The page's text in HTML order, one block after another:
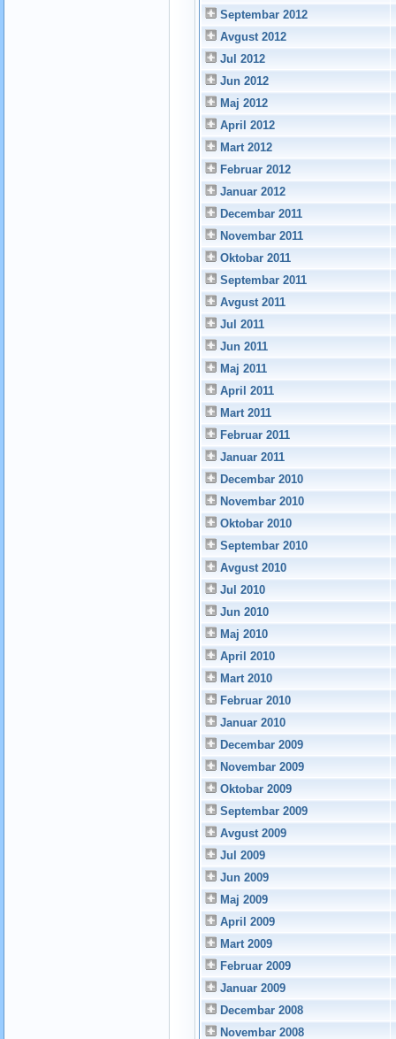
Septembar 2012
Avgust 2012
Jul 2012
Jun 2012
Maj 2012
April 2012
Mart 2012
Februar 2012
Januar 2012
Decembar 2011
Novembar 2011
Oktobar 2011
Septembar 2011
Avgust 2011
Jul 2011
Jun 2011
Maj 2011
April 2011
Mart 2011
Februar 2011
Januar 2011
Decembar 2010
Novembar 2010
Oktobar 2010
Septembar 2010
Avgust 2010
Jul 2010
Jun 2010
Maj 2010
April 2010
Mart 2010
Februar 2010
Januar 2010
Decembar 2009
Novembar 2009
Oktobar 2009
Septembar 2009
Avgust 2009
Jul 2009
Jun 2009
Maj 2009
April 2009
Mart 2009
Februar 2009
Januar 2009
Decembar 2008
Novembar 2008